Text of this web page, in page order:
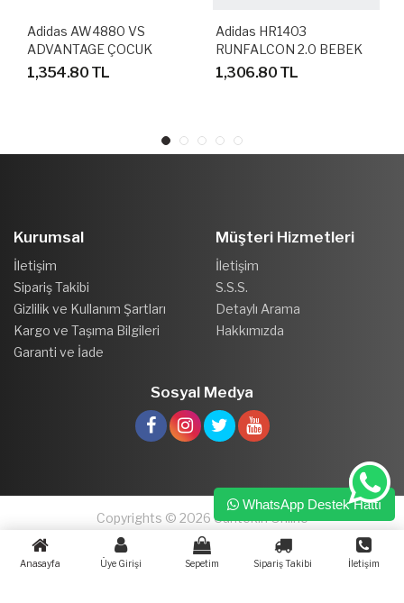
Adidas AW4880 VS
ADVANTAGE ÇOCUK
AYAKKABISI
1,354.80 TL
Adidas HR1403
RUNFALCON 2.0 BEBEK
SPOR AYAKKABI
1,306.80 TL
Kurumsal
İletişim
Sipariş Takibi
Gizlilik ve Kullanım Şartları
Kargo ve Taşıma Bilgileri
Garanti ve İade
Müşteri Hizmetleri
İletişim
S.S.S.
Detaylı Arama
Hakkımızda
Sosyal Medya
Copyrights © 2026 Cantekin Online
Anasayfa Üye Girişi Sepetim Sipariş Takibi İletişim
WhatsApp Destek Hattı